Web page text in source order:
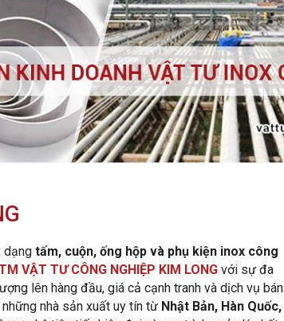
dạng tấm, cuộn, ống hộp và phụ kiện inox công
VẬT TƯ CÔNG NGHIỆP KIM LONG với sự đa
lên hàng đầu, giá cả cạnh tranh và dịch vụ bán
nhà sản xuất uy tín từ Nhật Bản, Hàn Quốc,